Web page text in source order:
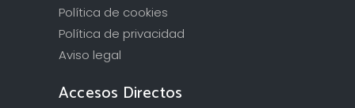
Política de cookies
Política de privacidad
Aviso legal
Accesos Directos